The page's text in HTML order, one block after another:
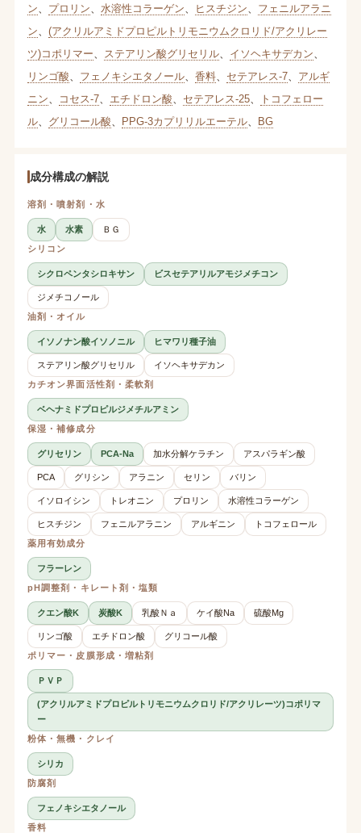
ン
プロリン 水溶性コラーゲン ヒスチジン
フェニルアラニ
ン
(アクリルアミドプロピルトリモニウムクロリド/アクリレー
ツ)コポリマー
ステアリン酸グリセリル、 イソヘキサデカン
リンゴ酸
フェノキシエタノール、 香料、 セテアレス-7、 アルギ
ニン
コセス-7、 エチドロン酸 セテアレス-25、
トコフェロー
ル、 グリコール酸 PPG-3カプリリルエーテル、 BG
成分構成の解説
溶剤・噴射剤・水
水 水素
ＢＧ
シリコン
シクロペンタシロキサン ビスセテアリルアモジメチコン
ジメチコノール
油剤・オイル
イソノナン酸イソノニル ヒマワリ種子油
ステアリン酸グリセリル
イソヘキサデカン
カチオン界面活性剤・柔軟剤
ベヘナミドプロピルジメチルアミン
保湿・補修成分
グリセリン PCA-Na 加水分解ケラチン アスパラギン酸
PCA グリシン アラニン セリン バリン
イソロイシン トレオニン プロリン 水溶性コラーゲン
ヒスチジン フェニルアラニン アルギニン
トコフェロール
薬用有効成分
フラーレン
pH調整剤・キレート剤・塩類
クエン酸K 炭酸K 乳酸Ｎａ ケイ酸Na 硫酸Mg
リンゴ酸 エチドロン酸
グリコール酸
ポリマー・皮膜形成・増粘剤
ＰＶＰ
(アクリルアミドプロピルトリモニウムクロリド/アクリレーツ)コポリマ
ー
粉体・無機・クレイ
シリカ
防腐剤
フェノキシエタノール
香料